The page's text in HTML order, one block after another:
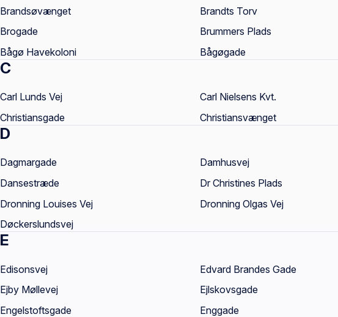
Brandsøvænget
Brandts Torv
Brogade
Brummers Plads
Bågø Havekoloni
Bågøgade
C
Carl Lunds Vej Carl Nielsens Kvt.
Christiansgade
Christiansvænget
D
Dagmargade Damhusvej
Dansestræde
Dr Christines Plads
Dronning Louises Vej
Dronning Olgas Vej
Døckerslundsvej
E
Edisonsvej Edvard Brandes Gade
Ejby Møllevej
Ejlskovsgade
Engelstoftsgade
Enggade